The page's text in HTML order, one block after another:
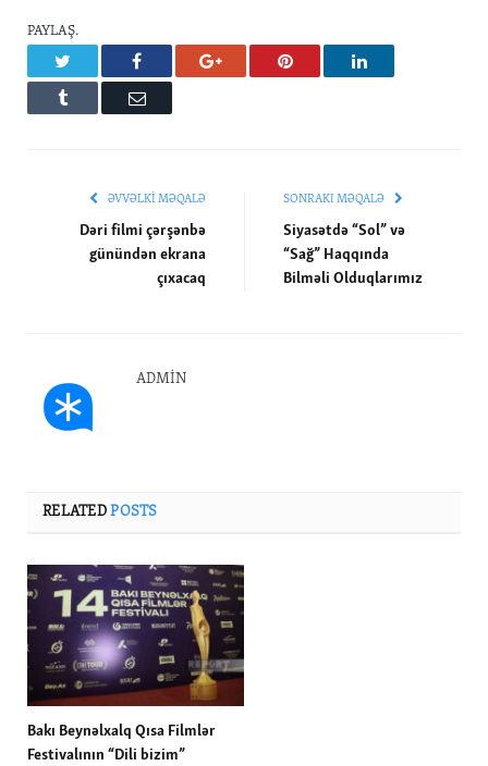
PAYLAŞ.
Facebook Google+ Pinterest LinkedIn
Tumblr Email
ƏVVƏLKI MƏQALƏ
Dəri filmi çərşənbə
günündən ekrana
çıxacaq
SONRAKI MƏQALƏ
Siyasətdə “Sol” və
“Sağ” Haqqında
Bilməli Olduqlarımız
ADMIN
RELATEDPOSTS
Bakı Beynəlxalq Qısa Filmlər
Festivalının “Dili bizim”